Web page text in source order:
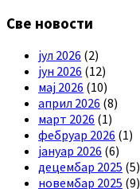
Све новости
јул 2026 (2)
јун 2026 (12)
мај 2026 (10)
април 2026 (8)
март 2026 (1)
фебруар 2026 (1)
јануар 2026 (6)
децембар 2025 (5)
новембар 2025 (9)